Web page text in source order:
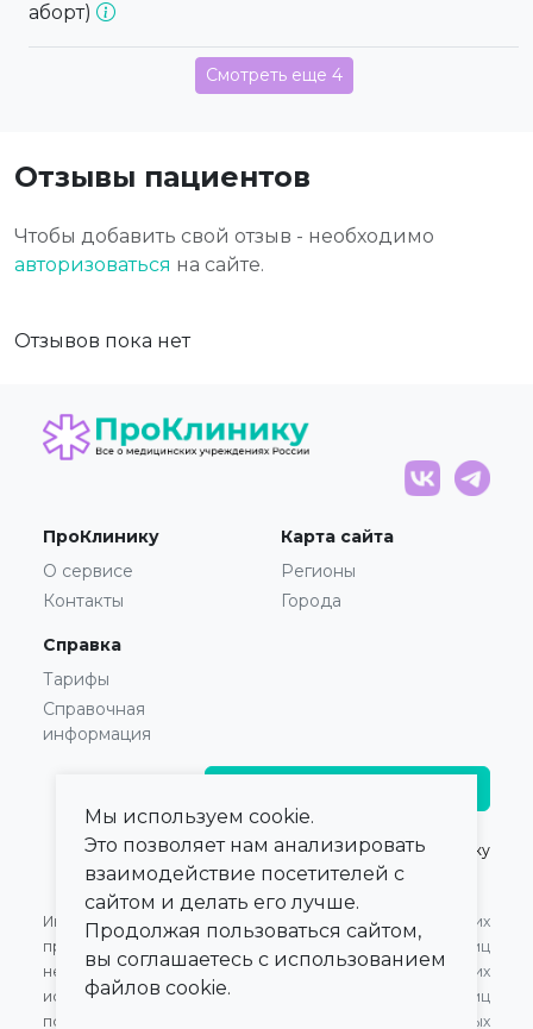
аборт)
Смотреть еще 4
Отзывы пациентов
Чтобы добавить свой отзыв - необходимо
авторизоваться на сайте.
Отзывов пока нет
ПроКлинику
О сервисе
Контакты
Карта сайта
Регионы
Города
Справка
Тарифы
Справочная
информация
© 2021 — 2026,ПроКлинику
Информация,
представленная на сайте,
не может быть
использована для
постановки диагноза,
Оферта для Юридических
лиц
Оферта для Физических
лиц
Обработка персональных
Мы используем cookie.
Это позволяет нам анализировать
взаимодействие посетителей с
сайтом и делать его лучше.
Продолжая пользоваться сайтом,
вы соглашаетесь с использованием
файлов cookie.